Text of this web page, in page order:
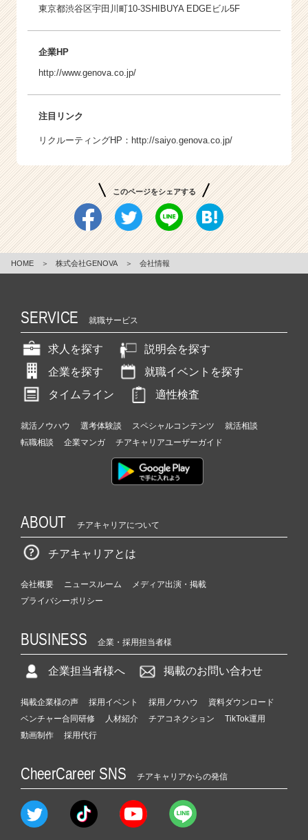
東京都渋谷区宇田川町10-3SHIBUYA EDGEビル5F
企業HP
http://www.genova.co.jp/
注目リンク
リクルーティングHP： http://saiyo.genova.co.jp/
このページをシェアする
HOME ＞ 株式会社GENOVA ＞ 会社情報
SERVICE 就職サービス
求人を探す
説明会を探す
企業を探す
就職イベントを探す
タイムライン
適性検査
就活ノウハウ 選考体験談 スペシャルコンテンツ
就活相談
転職相談
企業マンガ チアキャリアユーザーガイド
ABOUT チアキャリアについて
チアキャリアとは
会社概要 ニュースルーム
メディア出演・掲載
プライバシーポリシー
BUSINESS 企業・採用担当者様
企業担当者様へ 掲載のお問い合わせ
掲載企業様の声 採用イベント 採用ノウハウ
資料ダウンロード
ベンチャー合同研修
人材紹介 チアコネクション
TikTok運用
動画制作
採用代行
CheerCareer SNS チアキャリアからの発信